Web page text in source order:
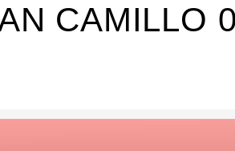
CAMILLO